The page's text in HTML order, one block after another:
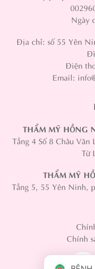
Ngày
Địa chỉ: số 55 Yên
Điện
Email:
THẨM MỸ HỒNG
Tầng 4 Số 8 Châu
Từ
THẨM MỸ
Tầng 5, 55 Yên Ninh,
Chính